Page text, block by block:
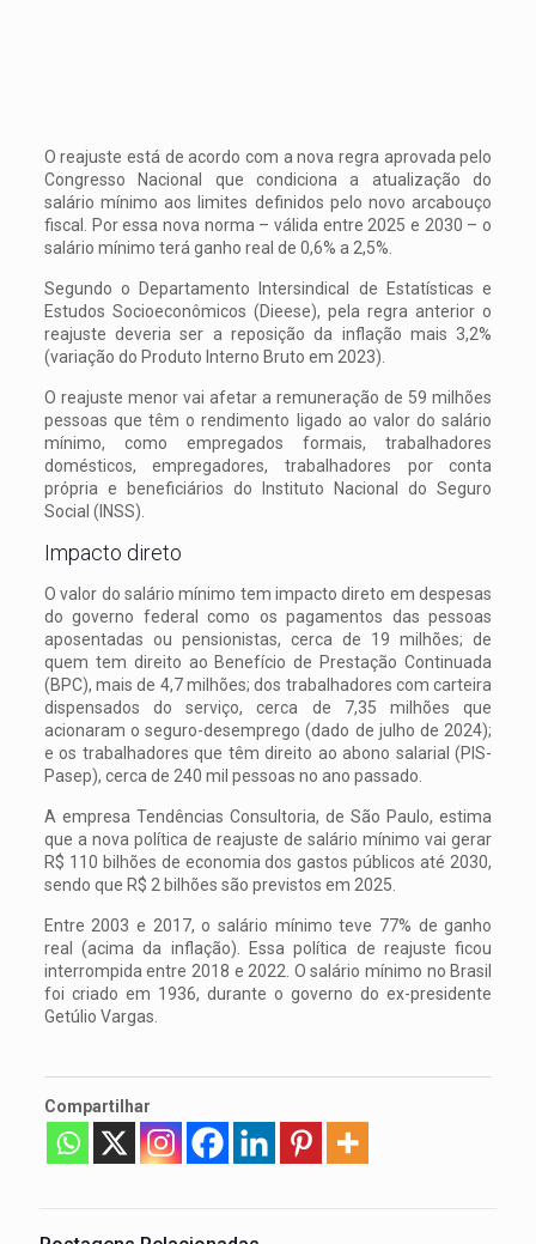
O reajuste está de acordo com a nova regra aprovada pelo
Congresso Nacional que condiciona a atualização do
salário mínimo aos limites definidos pelo novo arcabouço
fiscal. Por essa nova norma – válida entre 2025 e 2030 – o
salário mínimo terá ganho real de 0,6% a 2,5%.
Segundo o Departamento Intersindical de Estatísticas e
Estudos Socioeconômicos (Dieese), pela regra anterior o
reajuste deveria ser a reposição da inflação mais 3,2%
(variação do Produto Interno Bruto em 2023).
O reajuste menor vai afetar a remuneração de 59 milhões
pessoas que têm o rendimento ligado ao valor do salário
mínimo, como empregados formais, trabalhadores
domésticos, empregadores, trabalhadores por conta
própria e beneficiários do Instituto Nacional do Seguro
Social (INSS).
Impacto direto
O valor do salário mínimo tem impacto direto em despesas
do governo federal como os pagamentos das pessoas
aposentadas ou pensionistas, cerca de 19 milhões; de
quem tem direito ao Benefício de Prestação Continuada
(BPC), mais de 4,7 milhões; dos trabalhadores com carteira
dispensados do serviço, cerca de 7,35 milhões que
acionaram o seguro-desemprego (dado de julho de 2024);
e os trabalhadores que têm direito ao abono salarial (PIS-
Pasep), cerca de 240 mil pessoas no ano passado.
A empresa Tendências Consultoria, de São Paulo, estima
que a nova política de reajuste de salário mínimo vai gerar
R$ 110 bilhões de economia dos gastos públicos até 2030,
sendo que R$ 2 bilhões são previstos em 2025.
Entre 2003 e 2017, o salário mínimo teve 77% de ganho
real (acima da inflação). Essa política de reajuste ficou
interrompida entre 2018 e 2022. O salário mínimo no Brasil
foi criado em 1936, durante o governo do ex-presidente
Getúlio Vargas.
Compartilhar